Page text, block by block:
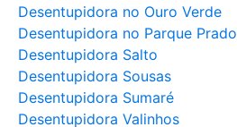
Desentupidora no Ouro Verde
Desentupidora no Parque Prado
Desentupidora Salto
Desentupidora Sousas
Desentupidora Sumaré
Desentupidora Valinhos